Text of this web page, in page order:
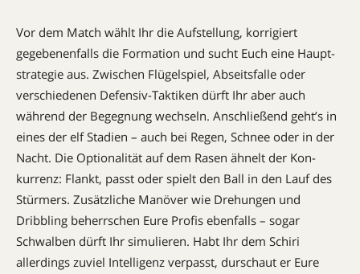
Vor dem Match wählt Ihr die Aufstel­lung, korrigiert
gegebenenfalls die Formation und sucht Euch eine Haupt­
stra­tegie aus. Zwischen Flügelspiel, Abseits­falle oder
verschiedenen Defen­siv-Taktiken dürft Ihr aber auch
während der Begegnung wechseln. Anschließend geht’s in
eines der elf Stadien – auch bei Regen, Schnee oder in der
Nacht. Die Optionalität auf dem Rasen ähnelt der Kon­
kurrenz: Flankt, passt oder spielt den Ball in den Lauf des
Stürmers. Zusätz­liche Manöver wie Drehungen und
Dribbling beherrschen Eure Profis ebenfalls – sogar
Schwalben dürft Ihr simulieren. Habt Ihr dem Schiri
allerdings zuviel Intelligenz verpasst, durschaut er Eure